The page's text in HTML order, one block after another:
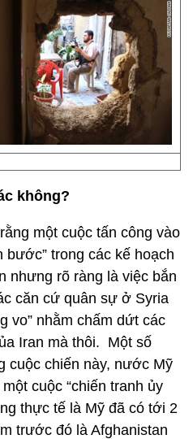
không?
một cuộc tấn công vào
bước” trong các kế hoạch
nhưng rõ ràng là việc bắn
căn cứ quân sự ở Syria
vo” nhằm chấm dứt các
Iran mà thôi. Một số
cuộc chiến này, nước Mỹ
cuộc “chiến tranh ủy
thực tế là Mỹ đã có tới 2
trước đó là Afghanistan